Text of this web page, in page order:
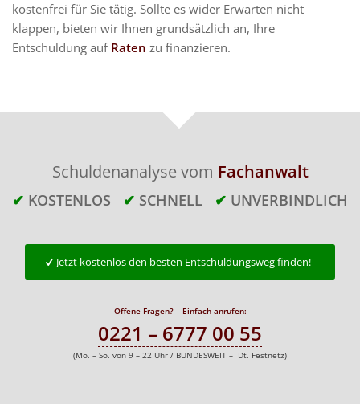
kostenfrei für Sie tätig. Sollte es wider Erwarten nicht
klappen, bieten wir Ihnen grundsätzlich an, Ihre
Entschuldung auf Raten zu finanzieren.
Schuldenanalyse vom Fachanwalt
✔ KOSTENLOS ✔ SCHNELL ✔ UNVERBINDLICH
Jetzt kostenlos den besten Entschuldungsweg finden!
Offene Fragen? – Einfach anrufen:
0221 – 6777 00 55
(Mo. – So. von 9 – 22 Uhr / BUNDESWEIT – Dt. Festnetz)